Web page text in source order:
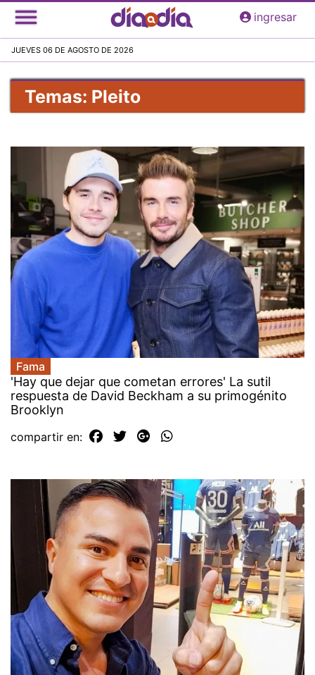
Pasar
al
principal
ingresar
JUEVES 06 DE AGOSTO DE 2026
Temas: Pleito
Fama
'Hay que dejar que cometan errores' La sutil
respuesta de David Beckham a su primogénito
Brooklyn
compartir en: